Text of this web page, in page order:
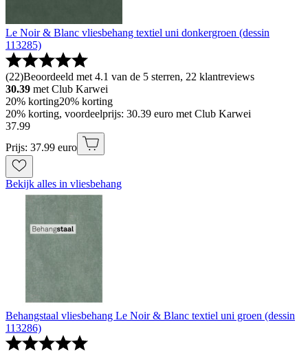
Le Noir & Blanc vliesbehang textiel uni donkergroen (dessin
113285)
(22)Beoordeeld met 4.1 van de 5 sterren, 22 klantreviews
30.39 met Club Karwei
20% korting20% korting
20% korting, voordeelprijs: 30.39 euro met Club Karwei
37.99
Prijs: 37.99 euro
Bekijk alles in vliesbehang
Behangstaal vliesbehang Le Noir & Blanc textiel uni groen (dessin
113286)